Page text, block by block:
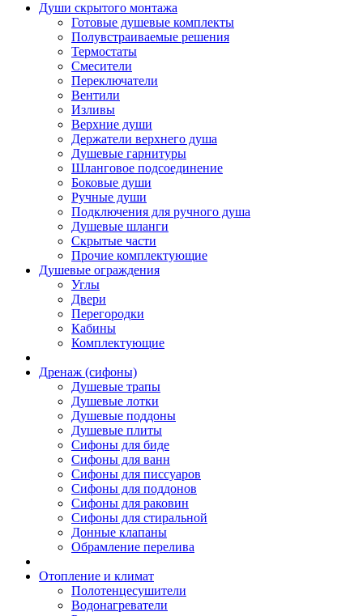
Души скрытого монтажа
Готовые душевые комплекты
Полувстраиваемые решения
Термостаты
Смесители
Переключатели
Вентили
Изливы
Верхние души
Держатели верхнего душа
Душевые гарнитуры
Шланговое подсоединение
Боковые души
Ручные души
Подключения для ручного душа
Душевые шланги
Скрытые части
Прочие комплектующие
Душевые ограждения
Углы
Двери
Перегородки
Кабины
Комплектующие
Дренаж (сифоны)
Душевые трапы
Душевые лотки
Душевые поддоны
Душевые плиты
Сифоны для биде
Сифоны для ванн
Сифоны для писсуаров
Сифоны для поддонов
Сифоны для раковин
Сифоны для стиральной
Донные клапаны
Обрамление перелива
Отопление и климат
Полотенцесушители
Водонагреватели